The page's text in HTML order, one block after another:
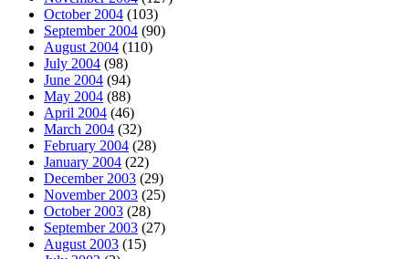
October 2004 (103)
September 2004 (90)
August 2004 (110)
July 2004 (98)
June 2004 (94)
May 2004 (88)
April 2004 (46)
March 2004 (32)
February 2004 (28)
January 2004 (22)
December 2003 (29)
November 2003 (25)
October 2003 (28)
September 2003 (27)
August 2003 (15)